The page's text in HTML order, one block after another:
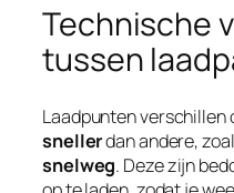
Technische
tussen
Laadpunten verschillen
snellerdan andere,
snelweg. Deze zijn